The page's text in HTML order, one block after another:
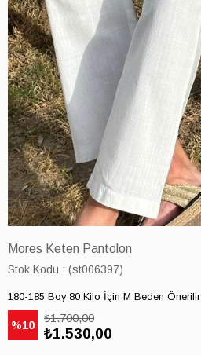
Mores Keten Pantolon
Stok Kodu (st006397)
180-185 Boy 80 Kilo İçin M Beden Önerilir
10
₺1.700,00
₺1.530,00